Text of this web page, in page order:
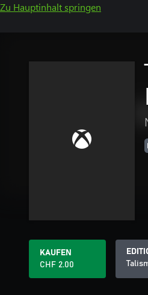
Zu Hauptinhalt springen
KAUFEN
CHF 2.00